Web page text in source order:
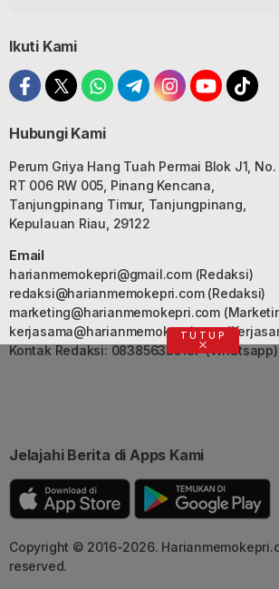
Ikuti Kami
Hubungi Kami
Perum Griya Hang Tuah Permai Blok J1, No.
RT 006 RW 005, Pinang Kencana,
Tanjungpinang Timur, Tanjungpinang,
Kepulauan Riau, 29122
Email
harianmemokepri@gmail.com(Redaksi)
redaksi@harianmemokepri.com(Redaksi)
marketing@harianmemokepri.com
kerjasama@harianmemokepri.com
Kontak Redaksi: 083856335187 (Whatsapp)
Jelajahi Berita di Apps Kami
Copyright © 2016-2026.
reserved.
TUTUP